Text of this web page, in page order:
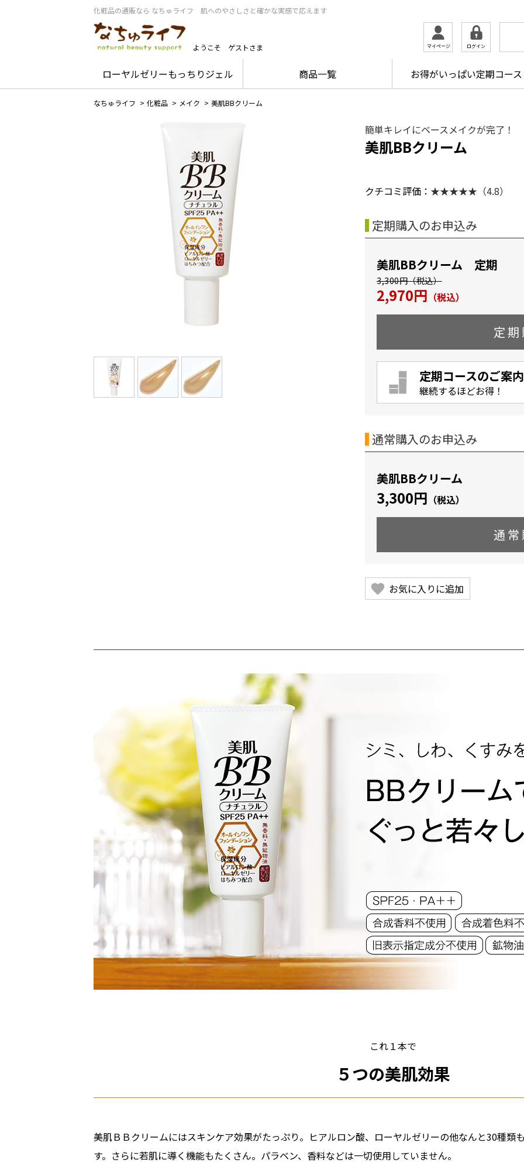
化粧品の通販なら なちゅライフ 肌へのやさしさと確かな実感で応えます
ようこそ ゲストさま マイページ ログイン
ローヤルゼリーもっちりジェル 商品一覧 お得がいっぱい定期コース
なちゅライフ > 化粧品 > メイク > 美肌BBクリーム
簡単キレイにベースメイクが完了！
美肌BBクリーム
クチコミ評価： ★★★★★（4.8）
定期購入のお申込み
美肌BBクリーム 定期
3,300円（税込）
2,970円 （税込）
定
定期コースのご案内
継続するほどお得！
通常購入のお申込み
美肌BBクリーム
3,300円 （税込）
通
お気に入りに追加
これ１本で
５つの美肌効果
美肌ＢＢクリームにはスキンケア効果がたっぷり。ヒアルロン酸、ローヤルゼリーの他なんと30種類
す。さらに若肌に導く機能もたくさん。パラベン、香料などは一切使用していません。